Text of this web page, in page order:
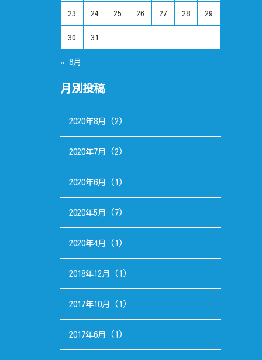
23 24 25 26 27 28 29
30 31
« 8月
月別投稿
2020年8月 (2)
2020年7月 (2)
2020年6月 (1)
2020年5月 (7)
2020年4月 (1)
2018年12月 (1)
2017年10月 (1)
2017年6月 (1)